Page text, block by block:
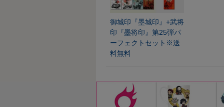
御城印『墨城印』+武将
印『墨将印』第25弾パ
ーフェクトセット※送
料無料